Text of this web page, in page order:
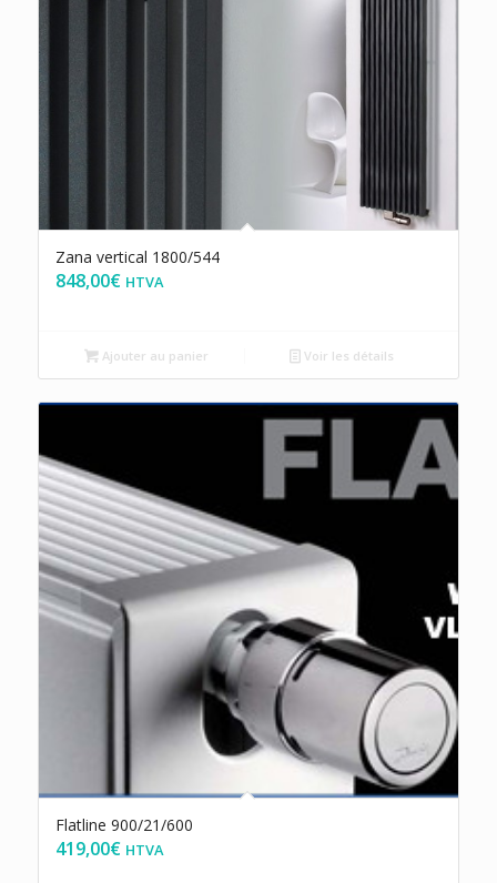
Zana vertical 1800/544
848,00€ HTVA
Ajouter au panier Voir les détails
Flatline 900/21/600
419,00€ HTVA